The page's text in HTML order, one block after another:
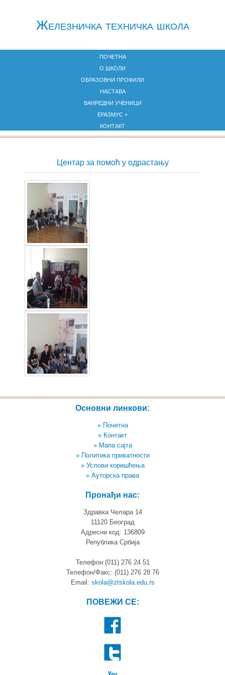
Железничкa техничка школа
ПОЧЕТНА
О ШКОЛИ
ОБРАЗОВНИ ПРОФИЛИ
НАСТАВА
ВАНРЕДНИ УЧЕНИЦИ
ЕРАЗМУС +
КОНТАКТ
Центар за помоћ у одрастању
Основни линкови:
» Почетна
» Контакт
» Мапа сајта
» Политика приватности
» Услови коришћења
» Ауторска права
Пронађи нас:
Здравка Челара 14
11120 Београд
Адресни код: 136809
Република Србија
Телефон:(011) 276 24 51
Телефон/Факс: (011) 276 28 76
Email: skola@ztskola.edu.rs
ПОВЕЖИ СЕ: